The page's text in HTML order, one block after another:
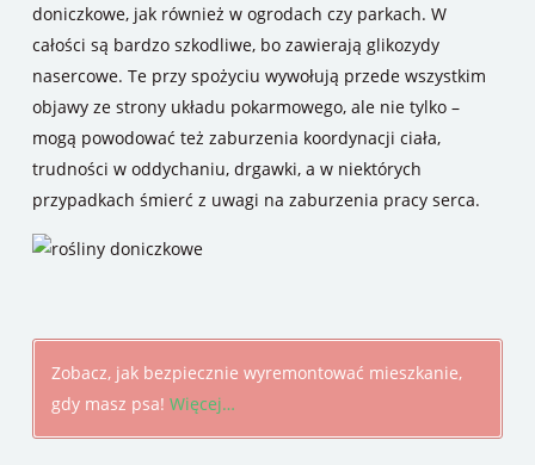
doniczkowe, jak również w ogrodach czy parkach. W
całości są bardzo szkodliwe, bo zawierają glikozydy
nasercowe. Te przy spożyciu wywołują przede wszystkim
objawy ze strony układu pokarmowego, ale nie tylko –
mogą powodować też zaburzenia koordynacji ciała,
trudności w oddychaniu, drgawki, a w niektórych
przypadkach śmierć z uwagi na zaburzenia pracy serca.
Zobacz, jak bezpiecznie wyremontować mieszkanie,
gdy masz psa! Więcej…